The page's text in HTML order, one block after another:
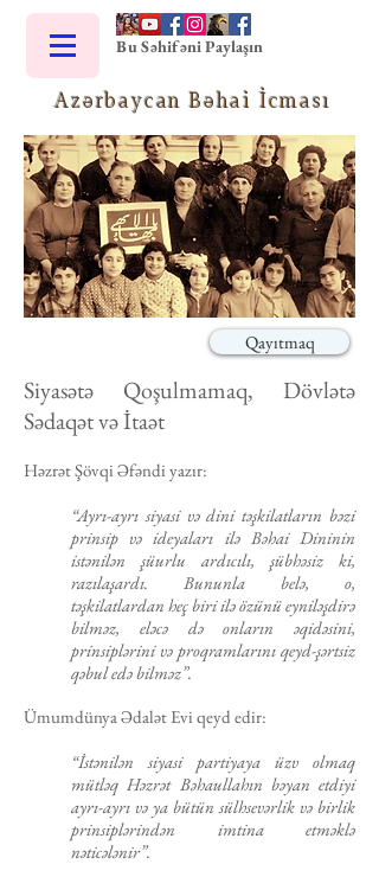
Bu Səhifəni Paylaşın
Azərbaycan Bəhai İcması
Qayıtmaq
Siyasətə Qoşulmamaq, Dövlətə
Sədaqət və İtaət
Həzrət Şövqi Əfəndi yazır:
“Ayrı-ayrı siyasi və dini təşkilatların bəzi
prinsip və ideyaları ilə Bəhai Dininin
istənilən şüurlu ardıcılı, şübhəsiz ki,
razılaşardı. Bununla belə, o,
təşkilatlardan heç biri ilə özünü eyniləşdirə
bilməz, eləcə də onların əqidəsini,
prinsiplərini və proqramlarını qeyd-şərtsiz
qəbul edə bilməz”.
Ümumdünya Ədalət Evi qeyd edir:
“İstənilən siyasi partiyaya üzv olmaq
mütləq Həzrət Bəhaullahın bəyan etdiyi
ayrı-ayrı və ya bütün sülhsevərlik və birlik
prinsiplərindən imtina etməklə
nəticələnir”.